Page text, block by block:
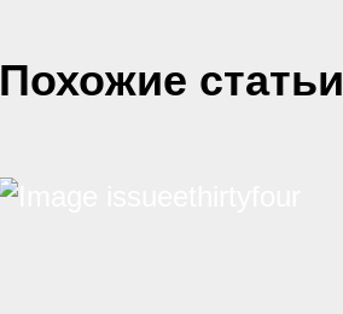
Похожие статьи